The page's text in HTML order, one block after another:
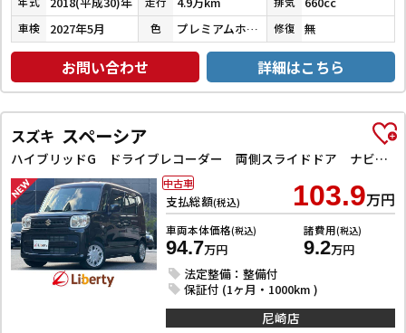
車検 2027年5月 色 プレミアムホワイトパールⅡ 修復 無
お問い合わせ 詳細はこちら
スズキ スペーシア
ハイブリッドG ドライブレコーダー 両側スライドドア ナビ TV オートライト スマートキー アイドリングストップ 電動格納ミラー ベンチシート CVT ABS ESC CD エアコン パワーウィンドウ
支払総額(税込) 103.9万円
車両本体価格(税込)
94.7万円
諸費用(税込)
9.2万円
法定整備：整備付
保証付 (1ヶ月・1000km )
中古車
尼崎店